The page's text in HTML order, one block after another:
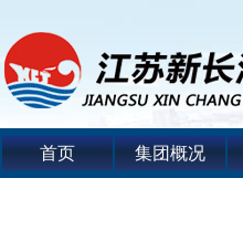
首页 集团概况